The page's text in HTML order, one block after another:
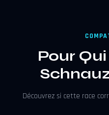
Pour
Découvrez si cette race